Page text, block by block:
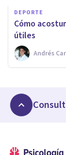
DEPORTE
Cómo
útiles
Andrés